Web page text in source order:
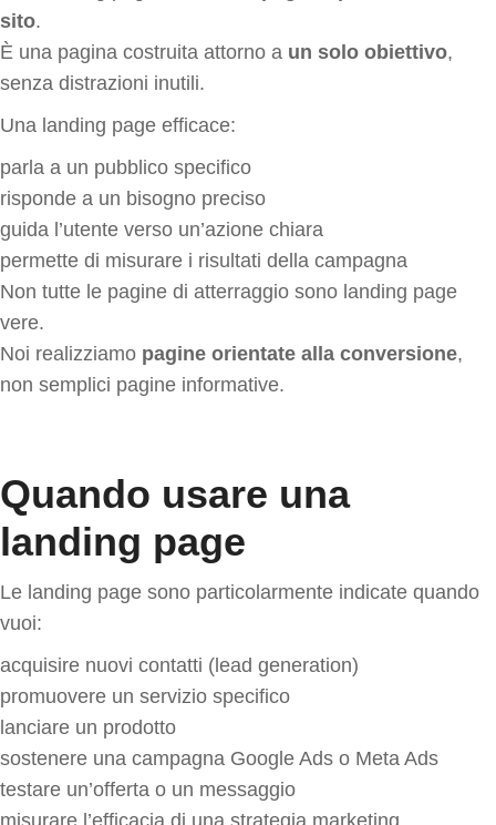
sito.
È una pagina costruita attorno a un solo obiettivo,
senza distrazioni inutili.
Una landing page efficace:
parla a un pubblico specifico
risponde a un bisogno preciso
guida l’utente verso un’azione chiara
permette di misurare i risultati della campagna
Non tutte le pagine di atterraggio sono landing page
vere.
Noi realizziamo pagine orientate alla conversione,
non semplici pagine informative.
Quando usare una
landing page
Le landing page sono particolarmente indicate quando
vuoi:
acquisire nuovi contatti (lead generation)
promuovere un servizio specifico
lanciare un prodotto
sostenere una campagna Google Ads o Meta Ads
testare un’offerta o un messaggio